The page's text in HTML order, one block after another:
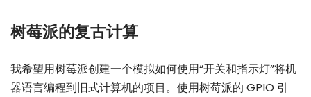
树莓派的复古计算
我希望用树莓派创建一个模拟如何使用“开关和指示灯”将机
器语言编程到旧式计算机的项目。使用树莓派的 GPIO 引